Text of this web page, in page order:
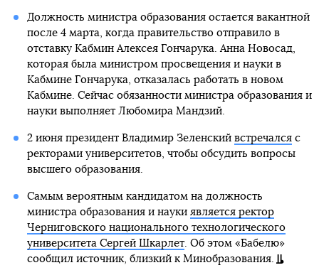
Должность министра образования остается вакантной
после 4 марта, когда правительство отправило в
отставку Кабмин Алексея Гончарука. Анна Новосад,
которая была министром просвещения и науки в
Кабмине Гончарука, отказалась работать в новом
Кабмине. Сейчас обязанности министра образования и
науки выполняет Любомира Мандзий.
2 июня президент Владимир Зеленский встречалсяс
ректорами университетов, чтобы обсудить вопросы
высшего образования.
Самым вероятным кандидатом на должность
министра образования и науки является ректор
Черниговского национального технологического
университета Сергей Шкарлет. Об этом «Бабелю»
сообщил источник, близкий к Минобразования.